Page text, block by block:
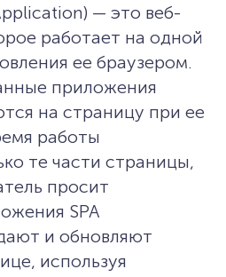
— это веб-
работает на одной
ее браузером.
приложения
на страницу при ее
работы
те части страницы,
просит
SPA
и обновляют
используя